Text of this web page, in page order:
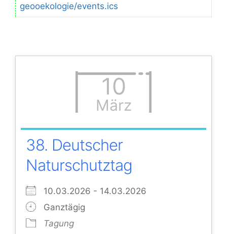
geooekologie/events.ics
10
März
38. Deutscher
Naturschutztag
10.03.2026 - 14.03.2026
Ganztägig
Tagung